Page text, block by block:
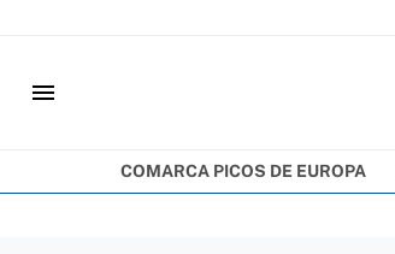
menu
COMARCA PICOS DE EUROPA